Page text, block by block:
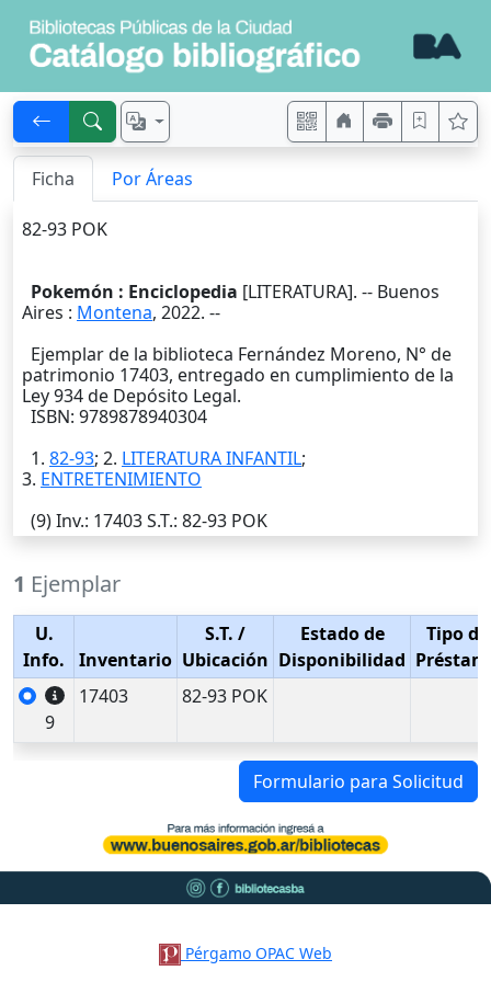
Ficha Por Áreas
82-93 POK
Pokemón : Enciclopedia [LITERATURA]. -- Buenos
Aires : Montena, 2022. --
Ejemplar de la biblioteca Fernández Moreno, N° de
patrimonio 17403, entregado en cumplimiento de la
Ley 934 de Depósito Legal.
ISBN: 9789878940304
1. 82-93; 2. LITERATURA INFANTIL;
3. ENTRETENIMIENTO
(9)Inv.: 17403S.T.: 82-93 POK
1 Ejemplar
U.
Info.
Inventario
S.T. /
Ubicación
Estado de
Disponibilidad
Tipo de
9
17403 82-93 POK
Formulario para Solicitud
Pérgamo OPAC Web